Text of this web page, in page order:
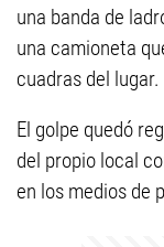
una banda de
una camioneta
cuadras del lugar.
El golpe quedó
del propio local
en los medios de